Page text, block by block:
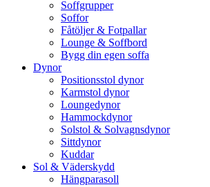
Soffgrupper
Soffor
Fåtöljer & Fotpallar
Lounge & Soffbord
Bygg din egen soffa
Dynor
Positionsstol dynor
Karmstol dynor
Loungedynor
Hammockdynor
Solstol & Solvagnsdynor
Sittdynor
Kuddar
Sol & Väderskydd
Hängparasoll